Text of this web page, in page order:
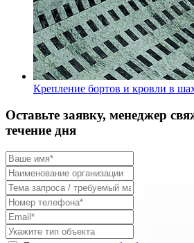
Крепление бортов и кровли в
Оставьте заявку, менеджер
течение дня